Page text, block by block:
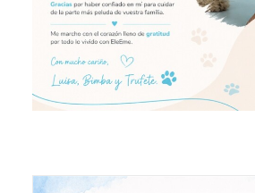
Certificados Oficiales de Salud y
Eutanasia Humanitaria para Animales
Blog